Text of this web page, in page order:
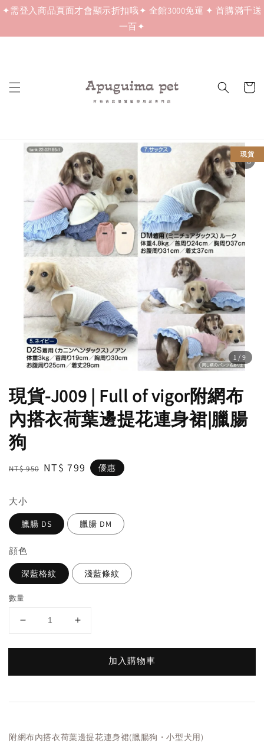
✦需登入商品頁面才會顯示折扣哦✦ 全館3000免運 ✦ 首購滿千送
一百✦
1 /9
現貨
現貨-J009 | Full of vigor附網布
內搭衣荷葉邊提花連身裙|臘腸
狗
Regular
NT$ 950 Sale
NT$ 799 優惠
大小
臘腸 DS 臘腸 DM
顔色
深藍格紋 淺藍條紋
數量
加入購物車
附網布內搭衣荷葉邊提花連身裙(臘腸狗・小型犬用)